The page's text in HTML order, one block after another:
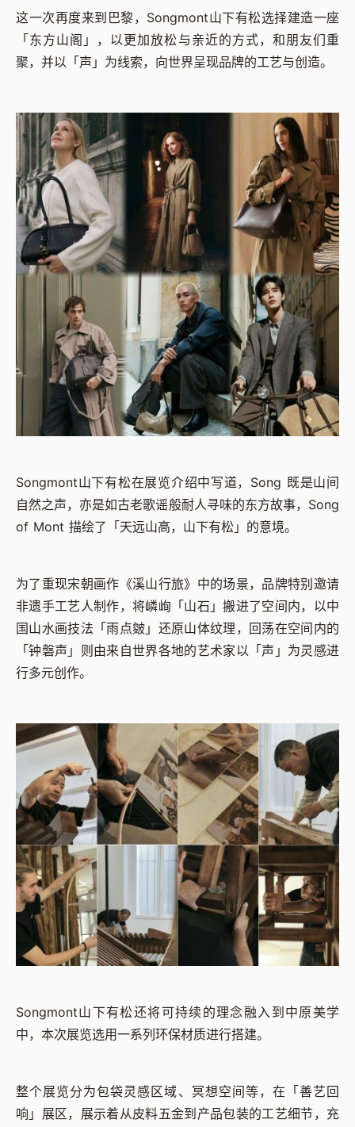
这一次再度来到巴黎，Songmont山下有松选择建造一座
「东方山阁」，以更加放松与亲近的方式，和朋友们重
聚，并以「声」为线索，向世界呈现品牌的工艺与创造。
Songmont山下有松在展览介绍中写道，Song 既是山间
自然之声，亦是如古老歌谣般耐人寻味的东方故事，Song
of Mont 描绘了「天远山高，山下有松」的意境。
为了重现宋朝画作《溪山行旅》中的场景，品牌特别邀请
非遗手工艺人制作，将嶙峋「山石」搬进了空间内，以中
国山水画技法「雨点皴」还原山体纹理，回荡在空间内的
「钟磐声」则由来自世界各地的艺术家以「声」为灵感进
行多元创作。
Songmont山下有松还将可持续的理念融入到中原美学
中，本次展览选用一系列环保材质进行搭建。
整个展览分为包袋灵感区域、冥想空间等，在「善艺回
响」展区，展示着从皮料五金到产品包装的工艺细节，充